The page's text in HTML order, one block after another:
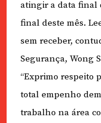
atingir a data final
final deste mês.
sem receber,
Segurança, Wong
“Exprimo respeito
total empenho
trabalho na área